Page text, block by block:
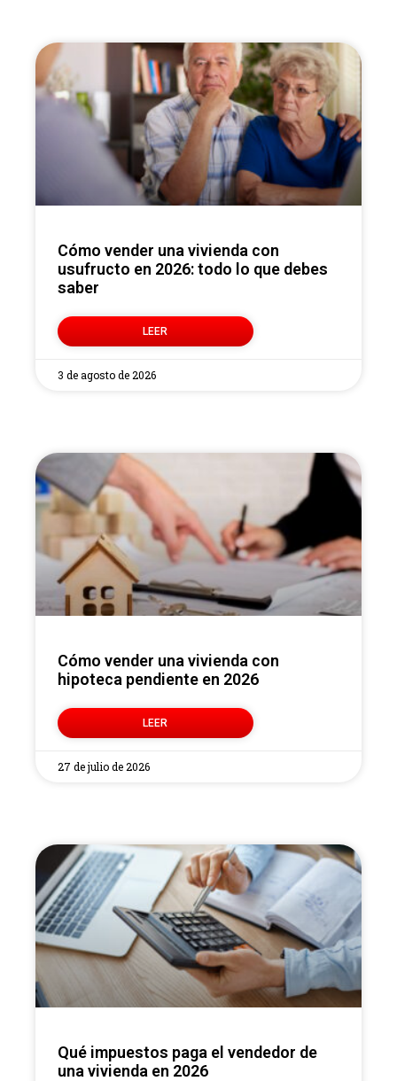
Cómo vender una vivienda con
usufructo en 2026: todo lo que debes
saber
LEER
3 de agosto de 2026
Cómo vender una vivienda con
hipoteca pendiente en 2026
LEER
27 de julio de 2026
Qué impuestos paga el vendedor de
una vivienda en 2026